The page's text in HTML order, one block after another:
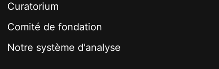
Curatorium
Comité de fondation
Notre système d'analyse